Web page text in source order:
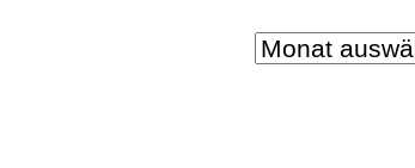
Unser
Archiv